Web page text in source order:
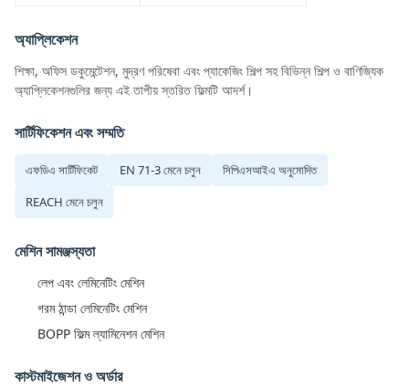
অ্যাপ্লিকেশন
শিক্ষা, অফিস ডকুমেন্টেশন, মুদ্রণ পরিষেবা এবং প্যাকেজিং শিল্প সহ বিভিন্ন শিল্প ও বাণিজ্যিক
অ্যাপ্লিকেশনগুলির জন্য এই তাপীয় স্তরিত ফিল্মটি আদর্শ।
সার্টিফিকেশন এবং সম্মতি
এফডিএ সার্টিফিকেট EN 71-3 মেনে চলুন
সিপিএসআইএ অনুমোদিত
REACH মেনে চলুন
মেশিন সামঞ্জস্যতা
লেপ এবং লেমিনেটিং মেশিন
গরম ঠান্ডা লেমিনেটিং মেশিন
BOPP ফিল্ম ল্যামিনেশন মেশিন
কাস্টমাইজেশন ও অর্ডার